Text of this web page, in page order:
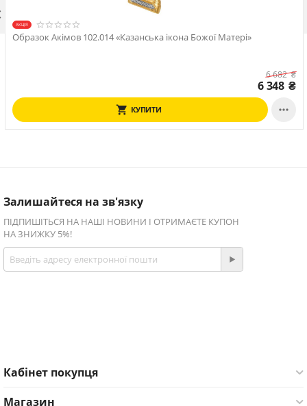
АКЦІЯ
Образок Акімов 102.014 «Казанська ікона Божої Матері»
6 682₴
6 348 ₴
КУПИТИ 
Залишайтеся на зв'язку
ПІДПИШІТЬСЯ НА НАШІ НОВИНИ І ОТРИМАЄТЕ КУПОН
НА ЗНИЖКУ 5%!
Кабінет покупця
Магазин